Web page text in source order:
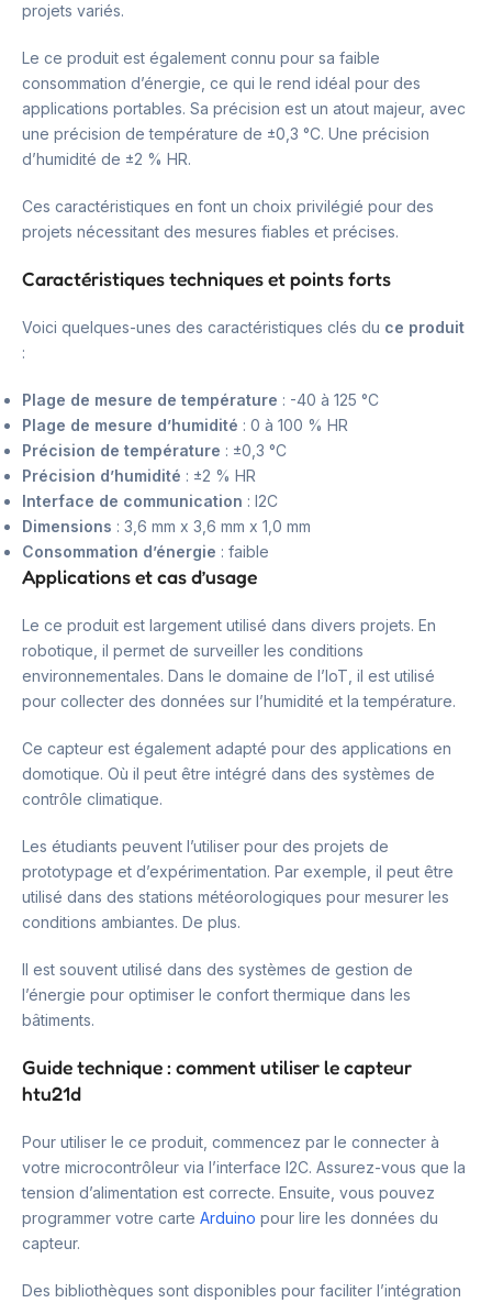
projets variés.
Le ce produit est également connu pour sa faible
consommation d’énergie, ce qui le rend idéal pour des
applications portables. Sa précision est un atout majeur, avec
une précision de température de ±0,3 °C. Une précision
d’humidité de ±2 % HR.
Ces caractéristiques en font un choix privilégié pour des
projets nécessitant des mesures fiables et précises.
Caractéristiques techniques et points forts
Voici quelques-unes des caractéristiques clés du ce produit
:
Plage de mesure de température : -40 à 125 °C
Plage de mesure d’humidité : 0 à 100 % HR
Précision de température : ±0,3 °C
Précision d’humidité : ±2 % HR
Interface de communication : I2C
Dimensions : 3,6 mm x 3,6 mm x 1,0 mm
Consommation d’énergie : faible
Applications et cas d’usage
Le ce produit est largement utilisé dans divers projets. En
robotique, il permet de surveiller les conditions
environnementales. Dans le domaine de l’IoT, il est utilisé
pour collecter des données sur l’humidité et la température.
Ce capteur est également adapté pour des applications en
domotique. Où il peut être intégré dans des systèmes de
contrôle climatique.
Les étudiants peuvent l’utiliser pour des projets de
prototypage et d’expérimentation. Par exemple, il peut être
utilisé dans des stations météorologiques pour mesurer les
conditions ambiantes. De plus.
Il est souvent utilisé dans des systèmes de gestion de
l’énergie pour optimiser le confort thermique dans les
bâtiments.
Guide technique : comment utiliser le capteur
htu21d
Pour utiliser le ce produit, commencez par le connecter à
votre microcontrôleur via l’interface I2C. Assurez-vous que la
tension d’alimentation est correcte. Ensuite, vous pouvez
programmer votre carte Arduino pour lire les données du
capteur.
Des bibliothèques sont disponibles pour faciliter l’intégration